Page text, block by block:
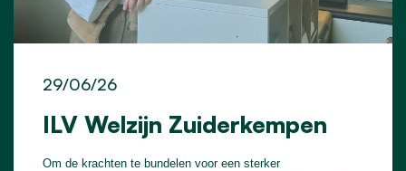
ILV Welzijn Zuiderkempen
29/06/26
Om de krachten te bundelen voor een sterker